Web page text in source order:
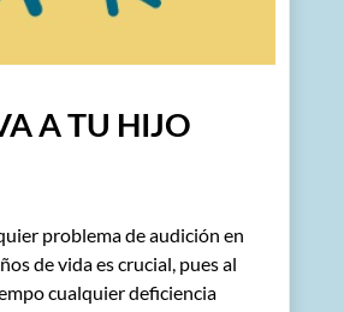
A TU HIJO
problema de audición en
de vida es crucial, pues al
cualquier deficiencia